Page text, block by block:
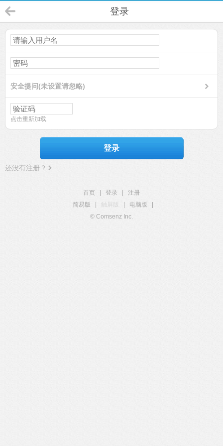
登录
安全提问(未设置请忽略)
点击重新加载
登录
还没有注册？
首页 登录
注册
简易版
触屏版 电脑版
© Comsenz Inc.